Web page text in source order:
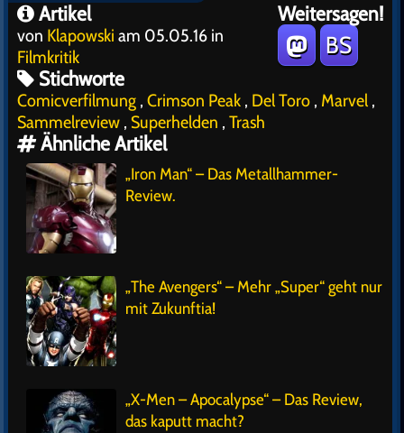
Weitersagen!
BS
Artikel
von Klapowski am 05.05.16 in
Filmkritik
Stichworte
Comicverfilmung , Crimson Peak , Del Toro , Marvel ,
Sammelreview , Superhelden , Trash
Ähnliche Artikel
„Iron Man“ – Das Metallhammer-
Review.
„The Avengers“ – Mehr „Super“ geht nur
mit Zukunftia!
„X-Men – Apocalypse“ – Das Review,
das kaputt macht?